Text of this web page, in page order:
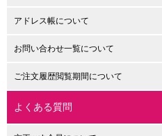
アドレス帳について
お問い合わせ一覧について
ご注文履歴閲覧期間について
よくある質問